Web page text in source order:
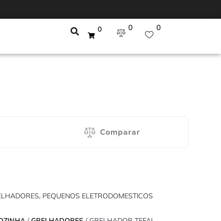
0 0 0
Comparar
, PEQUENOS ELETRODOMESTICOS